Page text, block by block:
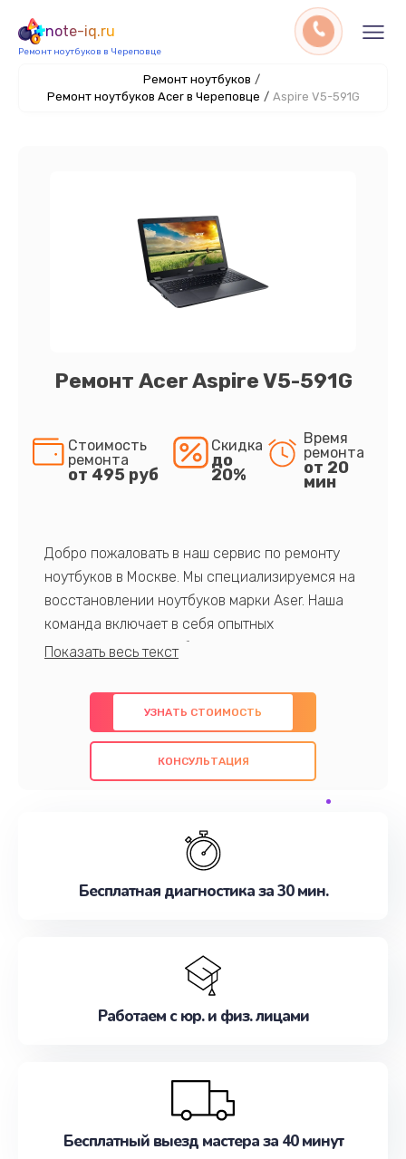
note-iq.ru
Ремонт ноутбуков в Череповце
Ремонт ноутбуков /
Ремонт ноутбуков Acer в Череповце / Aspire V5-591G
Ремонт Acer Aspire V5-591G
Стоимость
ремонта
от 495 руб
Скидка
до
20%
Время
ремонта
от 20
мин
Добро пожаловать в наш сервис по ремонту
ноутбуков в Москве. Мы специализируемся на
восстановлении ноутбуков марки Aser. Наша
команда включает в себя опытных
профессионалов с обширными знаниями и
предлагаем быстрый и качественный ремонт с
использованием оригинальных компонентов, а
также гарантируем качество всех
проведенных работ. Наша цель - предоставить
наилучшим образом. Не медлите записаться на
УЗНАТЬ СТОИМОСТЬ
КОНСУЛЬТАЦИЯ
Бесплатная диагностика за 30 мин.
Работаем с юр. и физ. лицами
Бесплатный выезд мастера за 40 минут